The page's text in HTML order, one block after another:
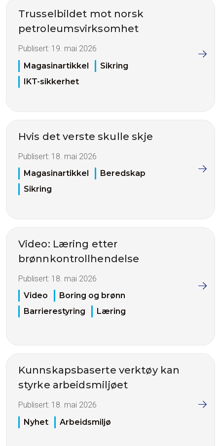
Trusselbildet mot norsk
petroleumsvirksomhet
Publisert: 19. mai 2026
Magasinartikkel
Sikring
IKT-sikkerhet
Hvis det verste skulle skje
Publisert: 18. mai 2026
Magasinartikkel
Beredskap
Sikring
Video: Læring etter
brønnkontrollhendelse
Publisert: 18. mai 2026
Video
Boring og brønn
Barrierestyring
Læring
Kunnskapsbaserte verktøy kan
styrke arbeidsmiljøet
Publisert: 18. mai 2026
Nyhet
Arbeidsmiljø